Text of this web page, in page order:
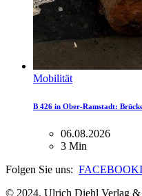
Mobilität
B 426 in Ober-Ramstadt:
06.08.2026
3 Min
Folgen Sie uns: FACEBOOK
© 2024, Ulrich Diehl Verlag &